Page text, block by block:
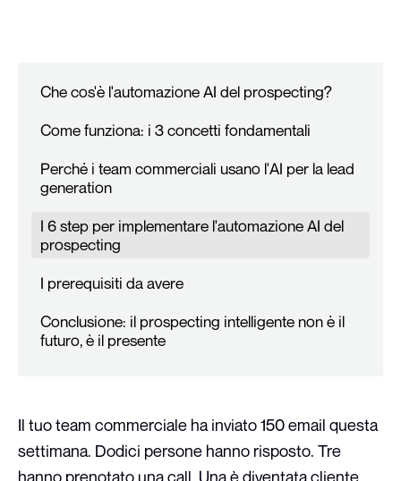
Il tuo team commerciale ha inviato 150 email questa
settimana. Dodici persone hanno risposto. Tre
hanno prenotato una call. Una è diventata cliente.
Che cos'è l'automazione AI del prospecting?
Come funziona: i 3 concetti fondamentali
Perché i team commerciali usano l'AI per la lead
generation
I 6 step per implementare l'automazione AI del
prospecting
I prerequisiti da avere
Conclusione: il prospecting intelligente non è il
futuro, è il presente